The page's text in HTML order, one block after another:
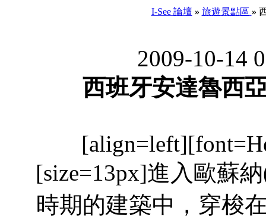
I-See 論壇 » 旅遊景點區 »
2009-10-14
西班牙安達魯西
[size=13px]進入歐蘇
時期的建築中，穿梭